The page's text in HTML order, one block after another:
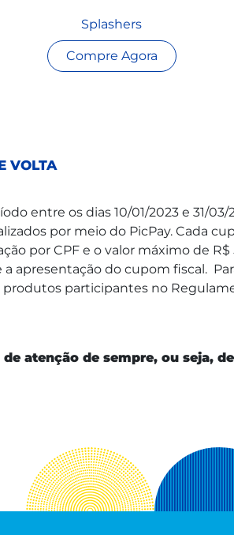
Splashers
Compre Agora
VOLTA
entre os dias 10/01/2023 e 31/
por meio do PicPay. Cada
por CPF e o valor máximo de
apresentação do cupom fiscal.
produtos participantes no
atenção de sempre, ou seja,